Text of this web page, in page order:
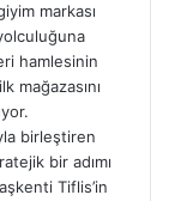
markası
hamlesinin
mağazasını
.
birleştiren
bir adımı
Tiflis’in